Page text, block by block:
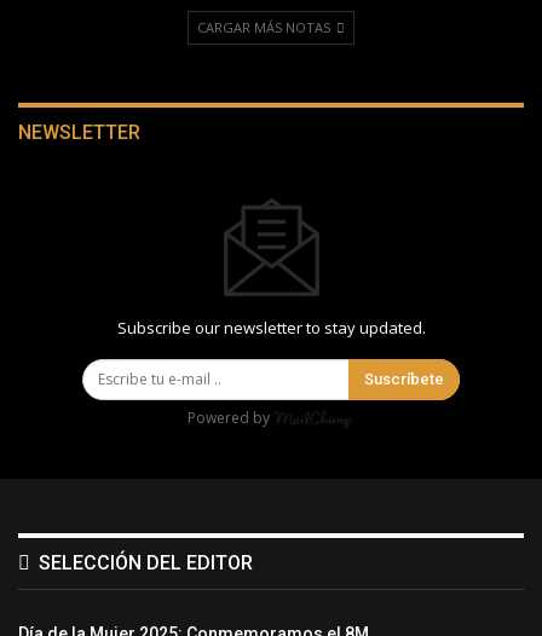
CARGAR MÁS NOTAS
NEWSLETTER
Subscribe our newsletter to stay updated.
Suscríbete
Powered by
SELECCIÓN DEL EDITOR